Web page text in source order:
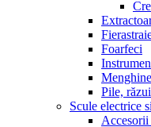
Foarfeci
Menghine
Pile,
Scule electrice
Accesorii